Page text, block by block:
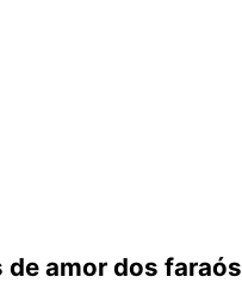
de amor dos faraós